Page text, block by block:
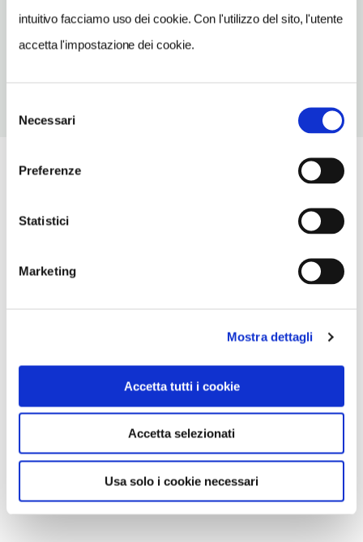
intuitivo facciamo uso dei cookie. Con l'utilizzo del sito, l'utente
accetta l'impostazione dei cookie.
delNecessari
Preferenze
Statistici
Marketing
Mostra dettagli
Accetta tutti i cookie
Accetta selezionati
Usa solo i cookie necessari
METRO
Homansbyen (11)